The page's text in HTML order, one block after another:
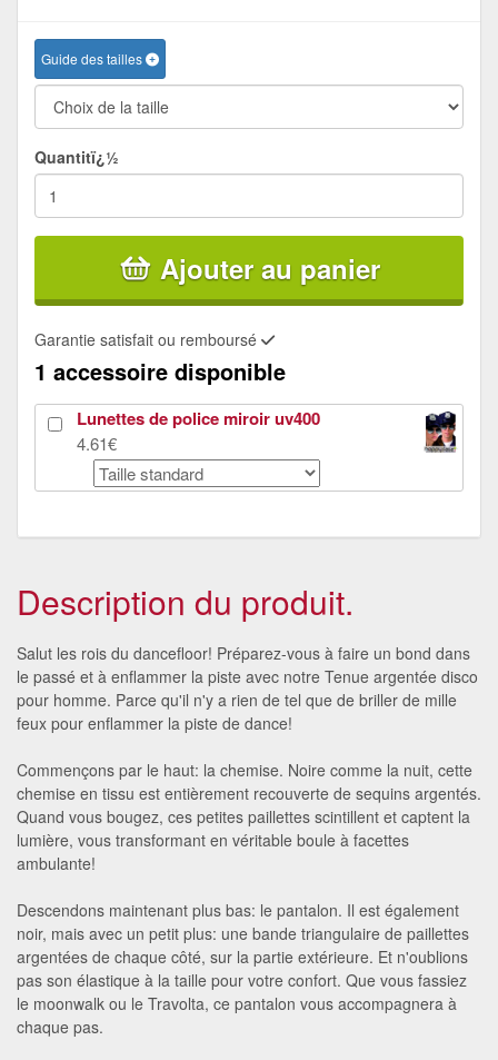
Guide des tailles
Quantitï¿½
Ajouter au panier
Garantie satisfait ou remboursé
1 accessoire disponible
Lunettes de police miroir uv400
4.61€
Description du produit.
Salut les rois du dancefloor! Préparez-vous à faire un bond dans
le passé et à enflammer la piste avec notre Tenue argentée disco
pour homme. Parce qu'il n'y a rien de tel que de briller de mille
feux pour enflammer la piste de dance!
Commençons par le haut: la chemise. Noire comme la nuit, cette
chemise en tissu est entièrement recouverte de sequins argentés.
Quand vous bougez, ces petites paillettes scintillent et captent la
lumière, vous transformant en véritable boule à facettes
ambulante!
Descendons maintenant plus bas: le pantalon. Il est également
noir, mais avec un petit plus: une bande triangulaire de paillettes
argentées de chaque côté, sur la partie extérieure. Et n'oublions
pas son élastique à la taille pour votre confort. Que vous fassiez
le moonwalk ou le Travolta, ce pantalon vous accompagnera à
chaque pas.